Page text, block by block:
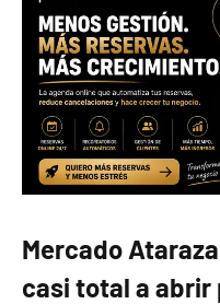
Mercado
casi total a abrir